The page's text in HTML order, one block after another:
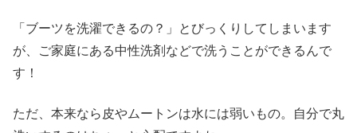
「ブーツを洗濯できるの？」とびっくりしてしまいます
が、ご家庭にある中性洗剤などで洗うことができるんで
す！
ただ、本来なら皮やムートンは水には弱いもの。自分で丸